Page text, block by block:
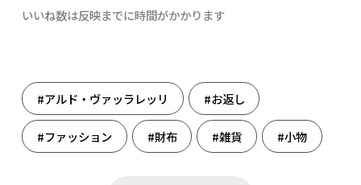
いいね数は反映までに時間がかかります
#アルド・ヴァッラレッリ #お返し
#ファッション #財布 #雑貨 #小物